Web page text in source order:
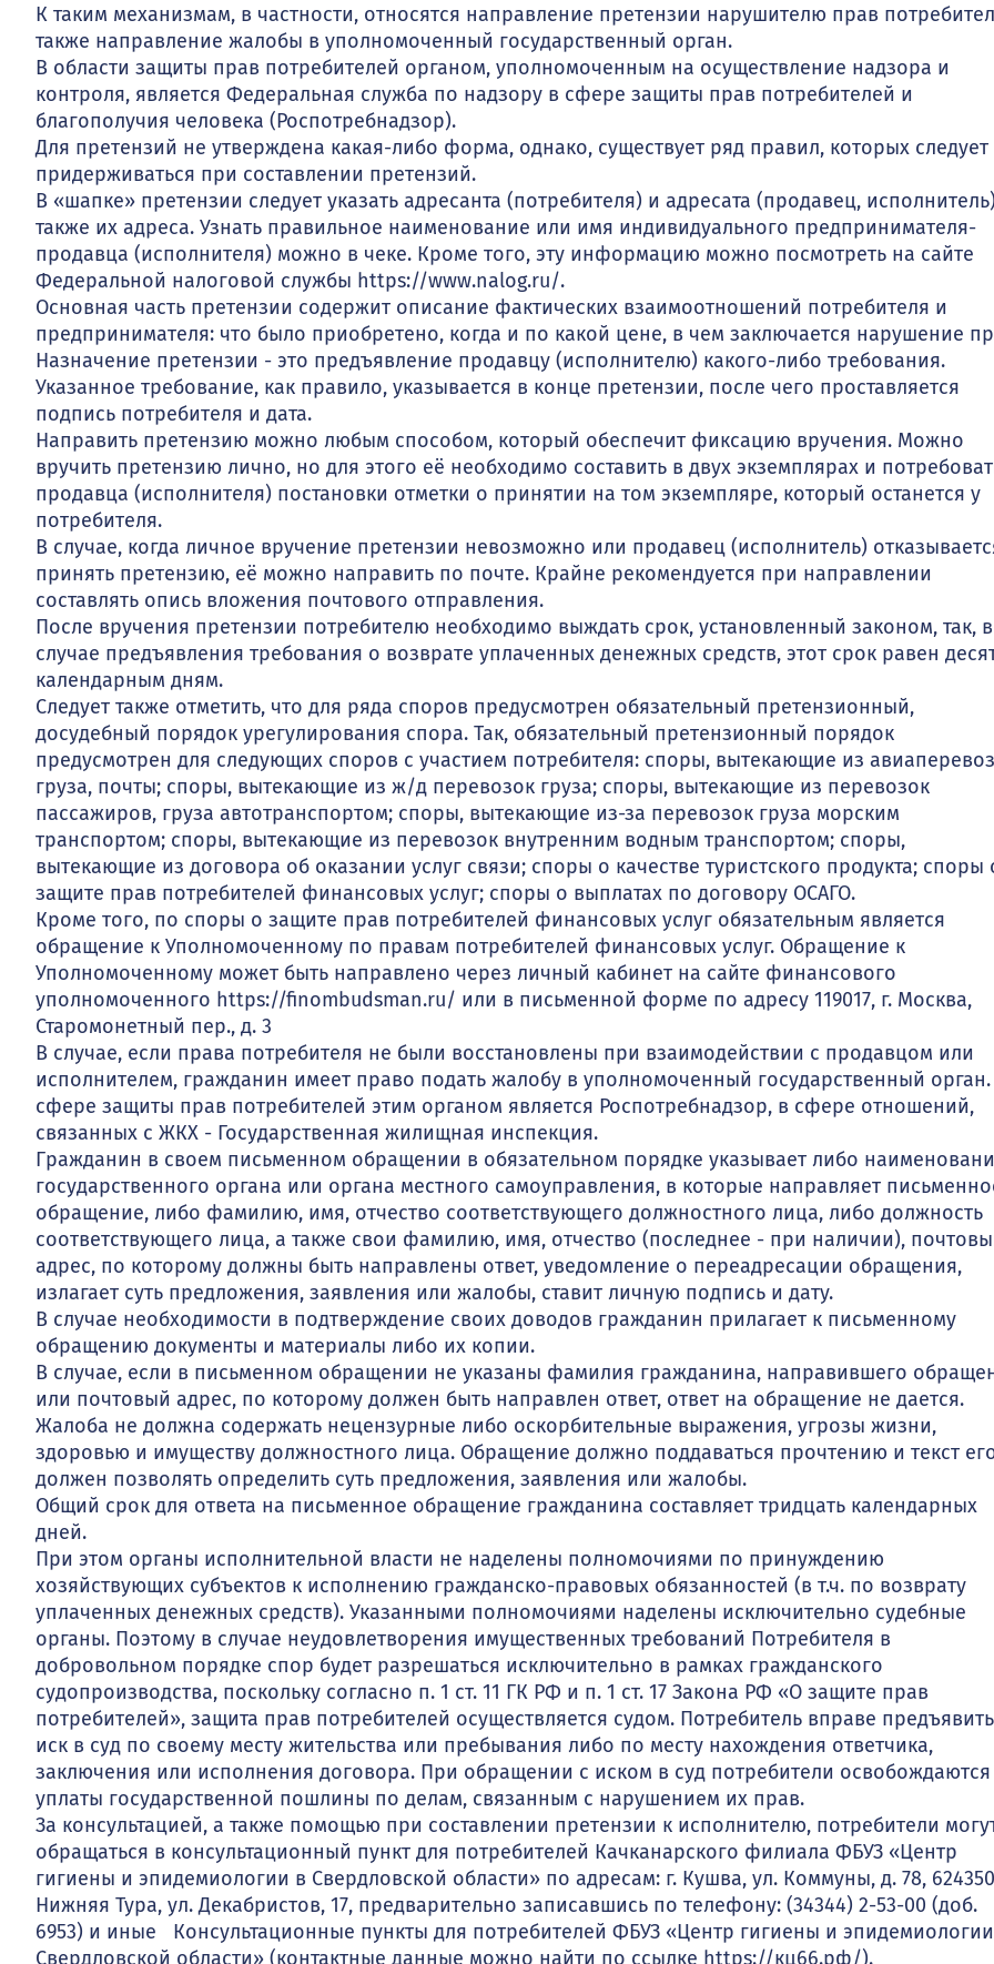
К таким механизмам, в частности, относятся направление претензии нарушителю прав
также направление жалобы в уполномоченный государственный орган.
В области защиты прав потребителей органом, уполномоченным на осуществление надзора и
контроля, является Федеральная служба по надзору в сфере защиты прав потребителей и
благополучия человека (Роспотребнадзор).
Для претензий не утверждена какая-либо форма, однако, существует ряд правил, которых следует
придерживаться при составлении претензий.
В «шапке» претензии следует указать адресанта (потребителя) и адресата (продавец,
также их адреса. Узнать правильное наименование или имя индивидуального предпринимателя-
продавца (исполнителя) можно в чеке. Кроме того, эту информацию можно посмотреть на сайте
Федеральной налоговой службы https://www.nalog.ru/.
Основная часть претензии содержит описание фактических взаимоотношений потребителя и
предпринимателя: что было приобретено, когда и по какой цене, в чем заключается нарушение
Назначение претензии - это предъявление продавцу (исполнителю) какого-либо требования.
Указанное требование, как правило, указывается в конце претензии, после чего проставляется
подпись потребителя и дата.
Направить претензию можно любым способом, который обеспечит фиксацию вручения. Можно
вручить претензию лично, но для этого её необходимо составить в двух экземплярах и
продавца (исполнителя) постановки отметки о принятии на том экземпляре, который останется у
потребителя.
В случае, когда личное вручение претензии невозможно или продавец (исполнитель)
принять претензию, её можно направить по почте. Крайне рекомендуется при направлении
составлять опись вложения почтового отправления.
После вручения претензии потребителю необходимо выждать срок, установленный законом, так, в
случае предъявления требования о возврате уплаченных денежных средств, этот срок равен
календарным дням.
Следует также отметить, что для ряда споров предусмотрен обязательный претензионный,
досудебный порядок урегулирования спора. Так, обязательный претензионный порядок
предусмотрен для следующих споров с участием потребителя: споры, вытекающие из
груза, почты; споры, вытекающие из ж/д перевозок груза; споры, вытекающие из перевозок
пассажиров, груза автотранспортом; споры, вытекающие из-за перевозок груза морским
транспортом; споры, вытекающие из перевозок внутренним водным транспортом; споры,
вытекающие из договора об оказании услуг связи; споры о качестве туристского продукта; споры
защите прав потребителей финансовых услуг; споры о выплатах по договору ОСАГО.
Кроме того, по споры о защите прав потребителей финансовых услуг обязательным является
обращение к Уполномоченному по правам потребителей финансовых услуг. Обращение к
Уполномоченному может быть направлено через личный кабинет на сайте финансового
уполномоченного https://finombudsman.ru/ или в письменной форме по адресу 119017, г. Москва,
Старомонетный пер., д. 3
В случае, если права потребителя не были восстановлены при взаимодействии с продавцом или
исполнителем, гражданин имеет право подать жалобу в уполномоченный государственный
сфере защиты прав потребителей этим органом является Роспотребнадзор, в сфере отношений,
связанных с ЖКХ - Государственная жилищная инспекция.
Гражданин в своем письменном обращении в обязательном порядке указывает либо
государственного органа или органа местного самоуправления, в которые направляет
обращение, либо фамилию, имя, отчество соответствующего должностного лица, либо должность
соответствующего лица, а также свои фамилию, имя, отчество (последнее - при наличии),
адрес, по которому должны быть направлены ответ, уведомление о переадресации обращения,
излагает суть предложения, заявления или жалобы, ставит личную подпись и дату.
В случае необходимости в подтверждение своих доводов гражданин прилагает к письменному
обращению документы и материалы либо их копии.
В случае, если в письменном обращении не указаны фамилия гражданина, направившего
или почтовый адрес, по которому должен быть направлен ответ, ответ на обращение не дается.
Жалоба не должна содержать нецензурные либо оскорбительные выражения, угрозы жизни,
здоровью и имуществу должностного лица. Обращение должно поддаваться прочтению и текст
должен позволять определить суть предложения, заявления или жалобы.
Общий срок для ответа на письменное обращение гражданина составляет тридцать календарных
дней.
При этом органы исполнительной власти не наделены полномочиями по принуждению
хозяйствующих субъектов к исполнению гражданско-правовых обязанностей (в т.ч. по возврату
уплаченных денежных средств). Указанными полномочиями наделены исключительно судебные
органы. Поэтому в случае неудовлетворения имущественных требований Потребителя в
добровольном порядке спор будет разрешаться исключительно в рамках гражданского
судопроизводства, поскольку согласно п. 1 ст. 11 ГК РФ и п. 1 ст. 17 Закона РФ «О защите прав
потребителей», защита прав потребителей осуществляется судом. Потребитель вправе предъявить
иск в суд по своему месту жительства или пребывания либо по месту нахождения ответчика,
заключения или исполнения договора. При обращении с иском в суд потребители освобождаются
уплаты государственной пошлины по делам, связанным с нарушением их прав.
За консультацией, а также помощью при составлении претензии к исполнителю, потребители
обращаться в консультационный пункт для потребителей Качканарского филиала ФБУЗ «Центр
гигиены и эпидемиологии в Свердловской области» по адресам: г. Кушва, ул. Коммуны, д. 78,
Нижняя Тура, ул. Декабристов, 17, предварительно записавшись по телефону: (34344) 2-53-00 (доб.
6953) и иные Консультационные пункты для потребителей ФБУЗ «Центр гигиены и
Свердловской области» (контактные данные можно найти по ссылке https://кц66.рф/).